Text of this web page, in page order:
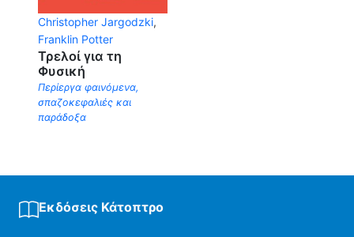
Christopher Jargodzki,
Franklin Potter
Τρελοί για τη
Φυσική
Περίεργα φαινόμενα,
σπαζοκεφαλιές και
παράδοξα
Εκδόσεις Κάτοπτρο